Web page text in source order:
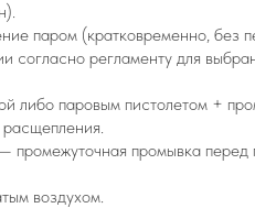
паром (кратковременно, без
согласно регламенту для
либо паровым пистолетом +
расщепления.
промежуточная промывка
воздухом.